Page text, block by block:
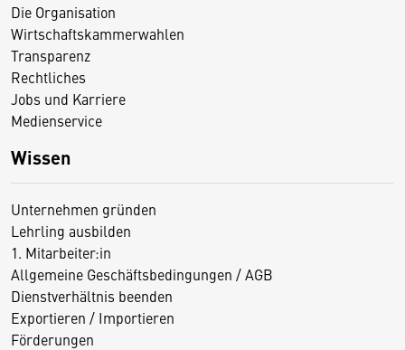
Die Organisation
Wirtschaftskammerwahlen
Transparenz
Rechtliches
Jobs und Karriere
Medienservice
Wissen
Unternehmen gründen
Lehrling ausbilden
1. Mitarbeiter:in
Allgemeine Geschäftsbedingungen / AGB
Dienstverhältnis beenden
Exportieren / Importieren
Förderungen